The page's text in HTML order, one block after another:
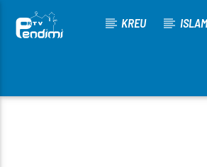
KREU ISLAM
[There are no radio stations in the